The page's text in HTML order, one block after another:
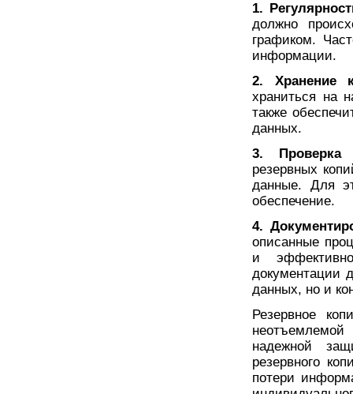
1.
должно
графиком.
информации.
2. Хранение
храниться на
также
данных.
3. Проверка
резервных
данные. Для
обеспечение.
4.
описанные
и
документации
данных, но и
Резервное
надежной
резервного
потери